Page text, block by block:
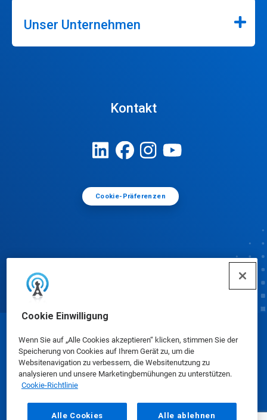
Cookie Einwilligung
Wenn Sie auf „Alle Cookies akzeptieren“ klicken, stimmen Sie der
Speicherung von Cookies auf Ihrem Gerät zu, um die
Websitenavigation zu verbessern, die Websitenutzung zu
analysieren und unsere Marketingbemühungen zu unterstützen.
Cookie-Richtlinie
Alle Cookies Alle ablehnen
Unser Unternehmen
Kontakt
Cookie-Präferenzen
© Ecolab Inc. 2025
Sicherheitsdatenblätter|Datenschutzrichtlinie